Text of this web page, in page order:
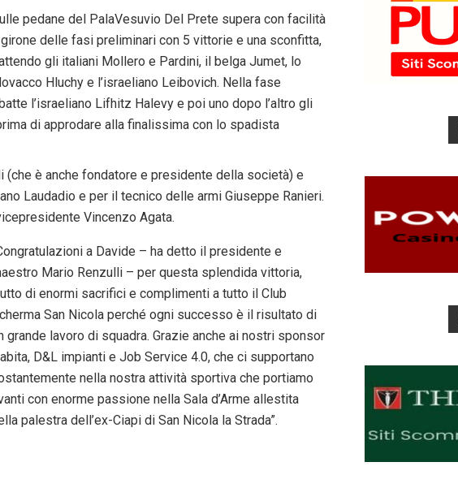
pedane del PalaVesuvio Del Prete supera con facilità
delle fasi preliminari con 5 vittorie e una sconfitta,
gli italiani Mollero e Pardini, il belga Jumet, lo
Hluchy e l’israeliano Leibovich. Nella fase
l’israeliano Lifhitz Halevy e poi uno dopo l’altro gli
di approdare alla finalissima con lo spadista
è anche fondatore e presidente della società) e
Laudadio e per il tecnico delle armi Giuseppe Ranieri.
Vincenzo Agata.
a Davide – ha detto il presidente e
Mario Renzulli – per questa splendida vittoria,
di enormi sacrifici e complimenti a tutto il Club
San Nicola perché ogni successo è il risultato di
grande lavoro di squadra. Grazie anche ai nostri sponsor
D&L impianti e Job Service 4.0, che ci supportano
nella nostra attività sportiva che portiamo
con enorme passione nella Sala d’Arme allestita
palestra dell’ex-Ciapi di San Nicola la Strada”.